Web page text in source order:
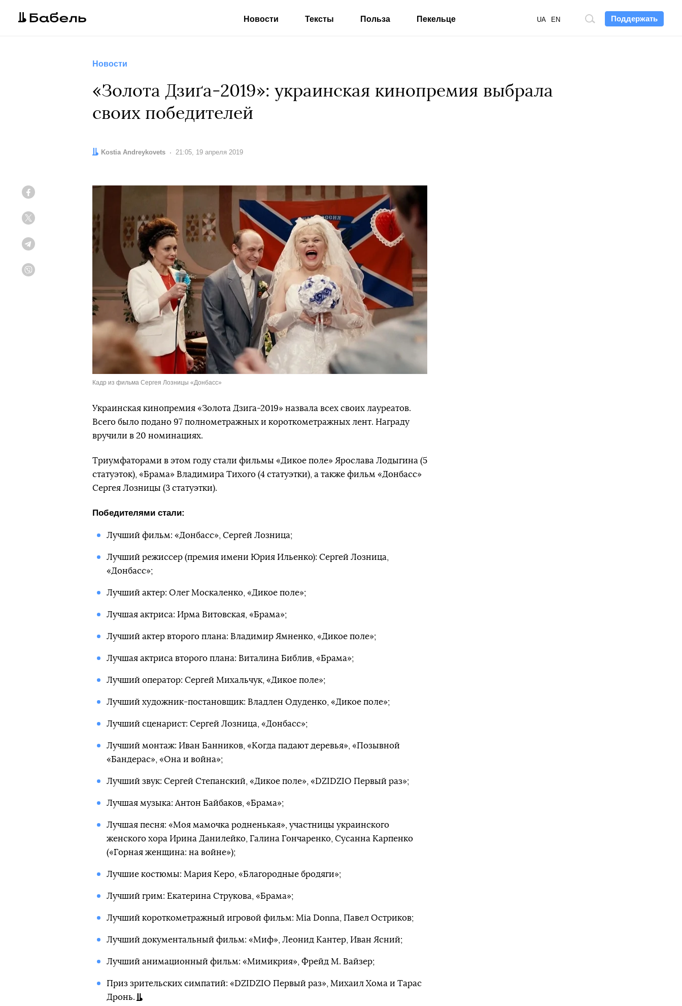
Поддержать
Поиск
UA EN
Новости Тексты Польза Пекельце
Новости
«Золота Дзиґа-2019»: украинская кинопремия выбрала
своих победителей
Автор:
Kostia Andreykovets Дата:
21:05, 19 апреля 2019
Кадр из фильма Сергея Лозницы «Донбасс»
Украинская кинопремия «Золота Дзиґа-2019» назвала всех своих лауреатов.
Всего было подано 97 полнометражных и короткометражных лент. Награду
вручили в 20 номинациях.
Триумфаторами в этом году стали фильмы «Дикое поле» Ярослава Лодыгина (5
статуэток), «Брама» Владимира Тихого (4 статуэтки), а также фильм «Донбасс»
Сергея Лозницы (3 статуэтки).
Победителями стали:
Лучший фильм: «Донбасс», Сергей Лозница;
Лучший режиссер (премия имени Юрия Ильенко): Сергей Лозница,
«Донбасс»;
Лучший актер: Олег Москаленко, «Дикое поле»;
Лучшая актриса: Ирма Витовская, «Брама»;
Лучший актер второго плана: Владимир Ямненко, «Дикое поле»;
Лучшая актриса второго плана: Виталина Библив, «Брама»;
Лучший оператор: Сергей Михальчук, «Дикое поле»;
Лучший художник-постановщик: Владлен Одуденко, «Дикое поле»;
Лучший сценарист: Сергей Лозница, «Донбасс»;
Лучший монтаж: Иван Банников, «Когда падают деревья», «Позывной
«Бандерас», «Она и война»;
Лучший звук: Сергей Степанский, «Дикое поле», «DZIDZIO Первый раз»;
Лучшая музыка: Антон Байбаков, «Брама»;
Лучшая песня: «Моя мамочка родненькая», участницы украинского
женского хора Ирина Данилейко, Галина Гончаренко, Сусанна Карпенко
(«Горная женщина: на войне»);
Лучшие костюмы: Мария Керо, «Благородные бродяги»;
Лучший грим: Екатерина Струкова, «Брама»;
Лучший короткометражный игровой фильм: Mia Donna, Павел Остриков;
Лучший документальный фильм: «Миф», Леонид Кантер, Иван Ясний;
Лучший анимационный фильм: «Мимикрия», Фрейд М. Вайзер;
Приз зрительских симпатий: «DZIDZIO Первый раз», Михаил Хома и Тарас
Дронь.